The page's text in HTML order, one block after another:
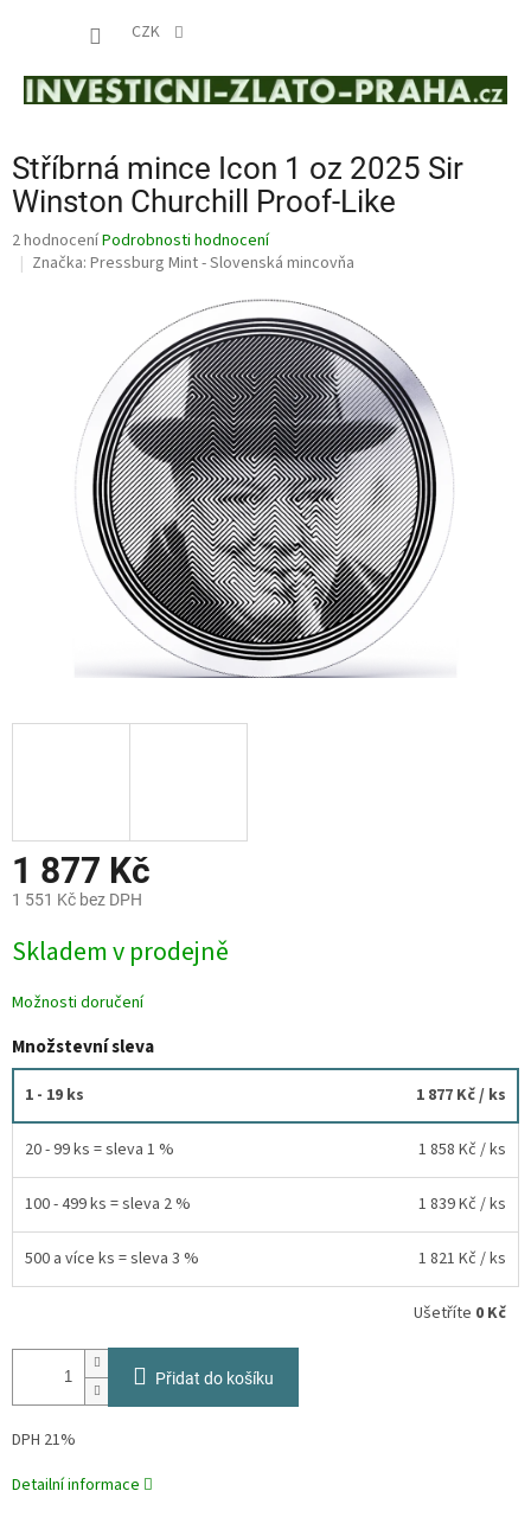
CZK
Stříbrná mince Icon 1 oz 2025 Sir
Winston Churchill Proof-Like
Průměrné
hodnocení
2 hodnoceníPodrobnosti hodnocení
Značka: Pressburg Mint - Slovenská mincovňa
1 877 Kč
1 551 Kč bez DPH
cena:
Skladem v prodejně
Možnosti doručení
Množstevní sleva
1 - 19 ks 1 877 Kč/ ks
20 - 99 ks = sleva 1 % 1 858 Kč / ks
100 - 499 ks = sleva 2 % 1 839 Kč / ks
500 a více ks = sleva 3 % 1 821 Kč / ks
Ušetříte 0 Kč
Přidat do košíku
DPH 21%
Detailní informace